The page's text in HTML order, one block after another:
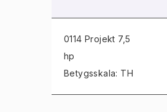
0114 Projekt 7,5
hp
Betygsskala: TH